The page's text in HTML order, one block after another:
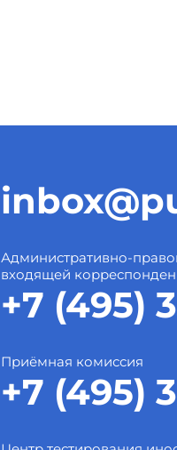
Административно-
входящей
+7 (495)
Приёмная комиссия
+7 (495)